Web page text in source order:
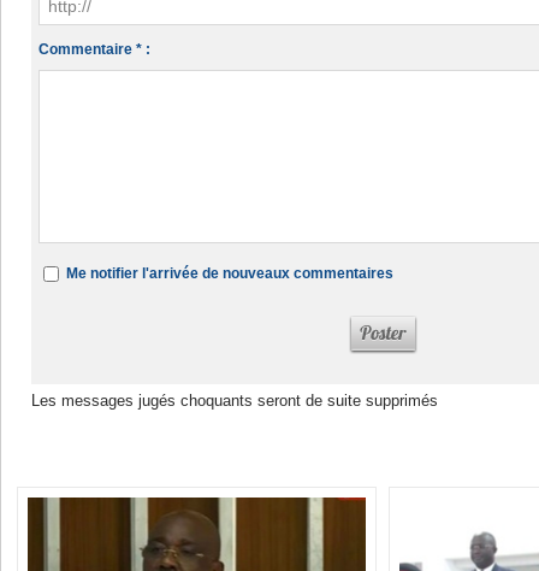
Commentaire * :
Me notifier l'arrivée de nouveaux commentaires
Les messages jugés choquants seront de suite supprimés